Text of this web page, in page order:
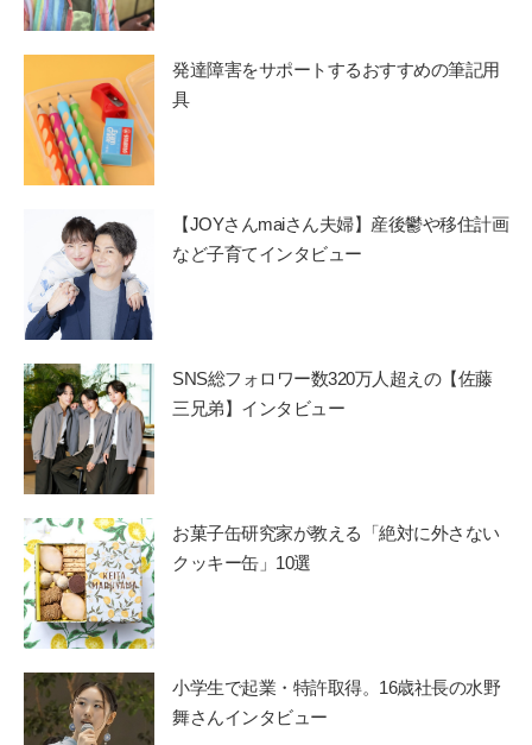
発達障害をサポートするおすすめの筆記用
具
【JOYさんmaiさん夫婦】産後鬱や移住計画
など子育てインタビュー
SNS総フォロワー数320万人超えの【佐藤
三兄弟】インタビュー
お菓子缶研究家が教える「絶対に外さない
クッキー缶」10選
小学生で起業・特許取得。16歳社長の水野
舞さんインタビュー